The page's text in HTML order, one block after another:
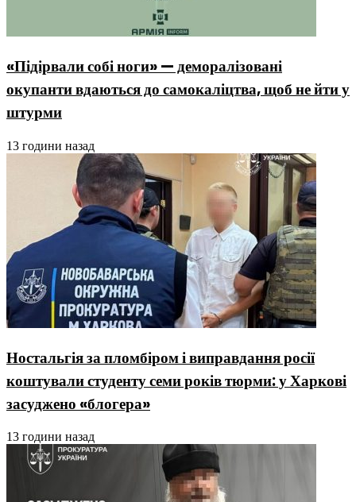
«Підірвали собі ноги» — деморалізовані
окупанти вдаються до самокаліцтва, щоб не йти у
штурми
13 години назад
Ностальгія за пломбіром і виправдання росії
коштували студенту семи років тюрми: у Харкові
засуджено «блогера»
13 години назад